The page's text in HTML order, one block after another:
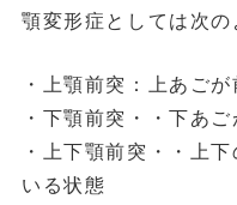
顎変形症としては次の
・上顎前突：上あご
・下顎前突・・下あ
・上下顎前突・・上
いる状態